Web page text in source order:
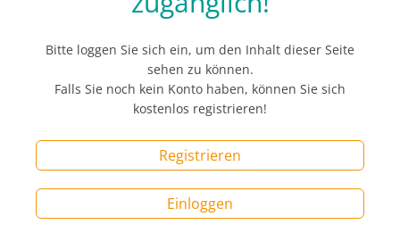
Bitte loggen Sie sich ein, um den Inhalt dieser Seite
sehen zu können.
Falls Sie noch kein Konto haben, können Sie sich
kostenlos registrieren!
Registrieren
Einloggen